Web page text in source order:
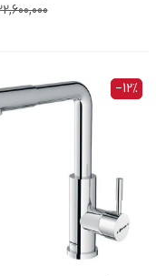
22,600,000
‎−12%